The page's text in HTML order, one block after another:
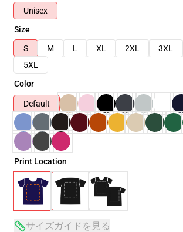
Unisex
Size
S
M L XL 2XL 3XL
5XL
Color
Default
Print Location
サイズガイドを見る